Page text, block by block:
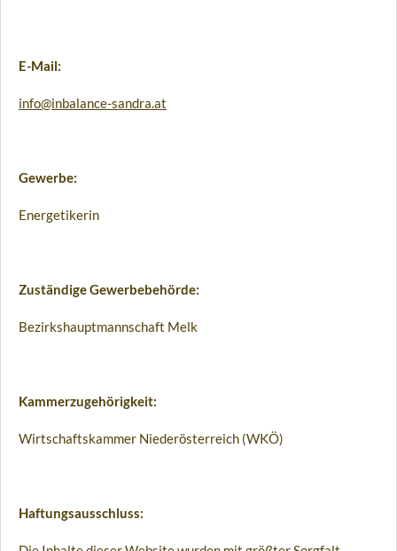
E-Mail:
info@inbalance-sandra.at
Gewerbe:
Energetikerin
Zuständige Gewerbebehörde:
Bezirkshauptmannschaft Melk
Kammerzugehörigkeit:
Wirtschaftskammer Niederösterreich (WKÖ)
Haftungsausschluss: